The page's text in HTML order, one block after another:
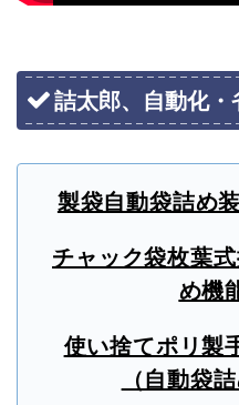
詰太郎、自動化・
製袋自動袋詰め
チャック袋枚葉
め機
使い捨てポリ製
（自動袋